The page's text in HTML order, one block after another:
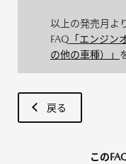
以上の発売月よ
FAQ 「エンジン
の他の車種）」
戻る
この